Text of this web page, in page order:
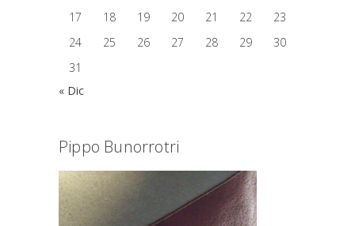
17
18 19 20 21 22
23
24
25 26 27 28 29
30
31
« Dic
Pippo Bunorrotri